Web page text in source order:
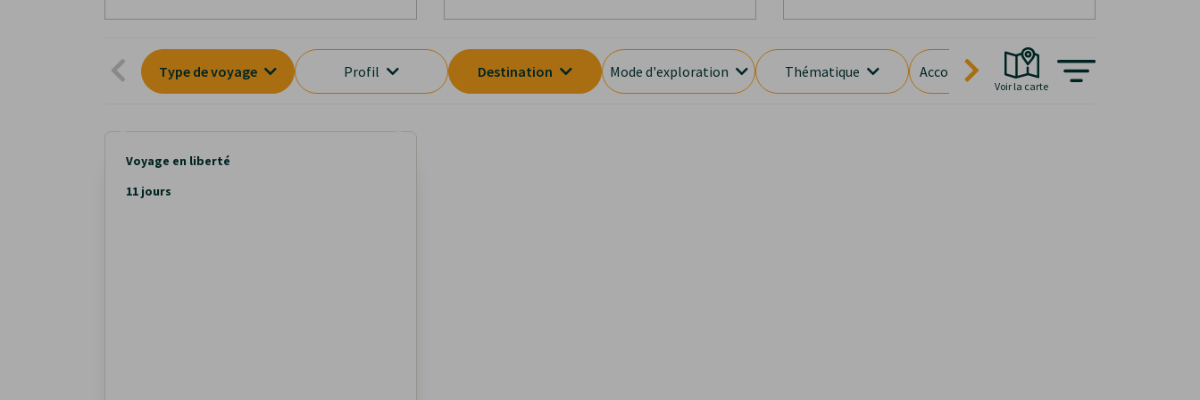
Type de voyage Profil Destination Mode d'exploration Thématique Accompagnement Âge des enfants
Voir la carte
Voyage en liberté
11 jours